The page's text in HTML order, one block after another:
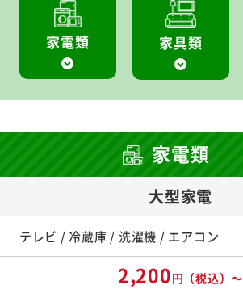
家電類 家具類
家電類
大型家電
テレビ / 冷蔵庫 / 洗濯機 / エアコン
2,200円（税込）～